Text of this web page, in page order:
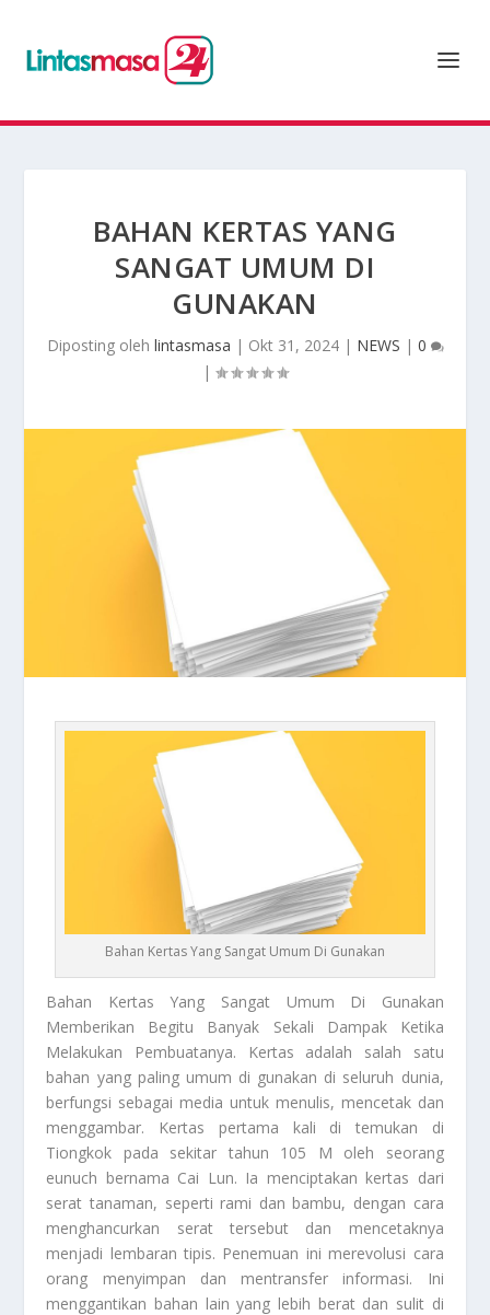
BAHAN KERTAS YANG
SANGAT UMUM DI
GUNAKAN
Diposting oleh lintasmasa | Okt 31, 2024| NEWS | 0
|
Bahan Kertas Yang Sangat Umum Di Gunakan
Bahan Kertas Yang Sangat Umum Di Gunakan
Memberikan Begitu Banyak Sekali Dampak Ketika
Melakukan Pembuatanya. Kertas adalah salah satu
bahan yang paling umum di gunakan di seluruh dunia,
berfungsi sebagai media untuk menulis, mencetak dan
menggambar. Kertas pertama kali di temukan di
Tiongkok pada sekitar tahun 105 M oleh seorang
eunuch bernama Cai Lun. Ia menciptakan kertas dari
serat tanaman, seperti rami dan bambu, dengan cara
menghancurkan serat tersebut dan mencetaknya
menjadi lembaran tipis. Penemuan ini merevolusi cara
orang menyimpan dan mentransfer informasi. Ini
menggantikan bahan lain yang lebih berat dan sulit di